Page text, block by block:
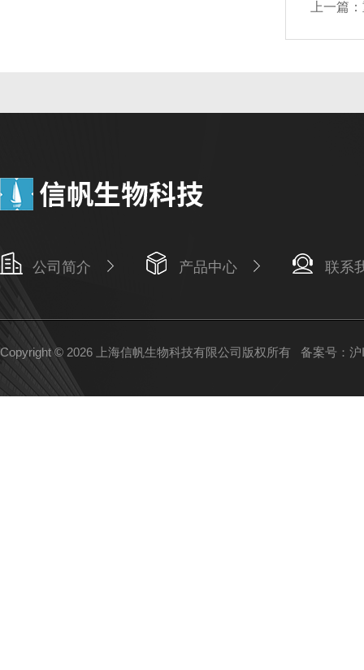
上一篇：
公司简介 产品中心 联系
Copyright © 2026 上海信帆生物科技有限公司版权所有 备案号：